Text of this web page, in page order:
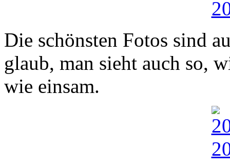
Die schönsten Fotos sind
glaub, man sieht auch so,
wie einsam.